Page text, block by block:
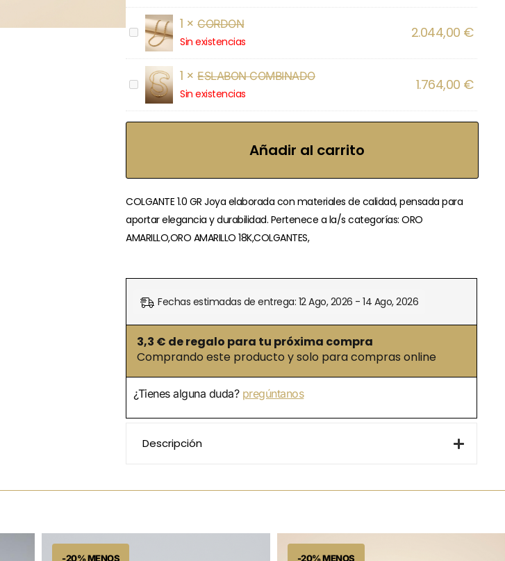
CORDON 1 ×CORDON
Sin existencias
2.044,00 €
ESLABON
COMBINADO
1 ×ESLABON COMBINADO
Sin existencias
1.764,00 €
Añadir al carrito
COLGANTE 1.0 GR Joya elaborada con materiales de calidad, pensada para
aportar elegancia y durabilidad. Pertenece a la/s categorías: ORO
AMARILLO,ORO AMARILLO 18K,COLGANTES,
Fechas estimadas de entrega: 12 Ago, 2026 - 14 Ago, 2026
3,3 € de regalo para tu próxima compra
Comprando este producto y solo para compras online
¿Tienes alguna duda? pregúntanos
Descripción